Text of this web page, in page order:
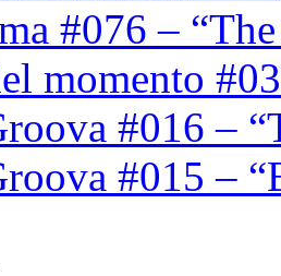
#076 –
momento
#016 –
#015 –